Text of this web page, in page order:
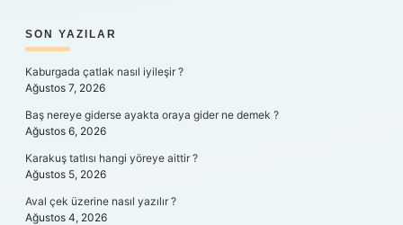
SIDEBAR
SON YAZILAR
Kaburgada çatlak nasıl iyileşir ?
Ağustos 7, 2026
Baş nereye giderse ayakta oraya gider ne demek ?
Ağustos 6, 2026
Karakuş tatlısı hangi yöreye aittir ?
Ağustos 5, 2026
Aval çek üzerine nasıl yazılır ?
Ağustos 4, 2026